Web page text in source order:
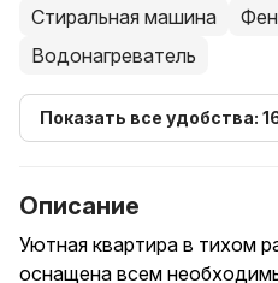
Стиральная машина
Фен
Водонагреватель
Показать все удобства:
Описание
Уютная квартира в тихом
оснащена всем